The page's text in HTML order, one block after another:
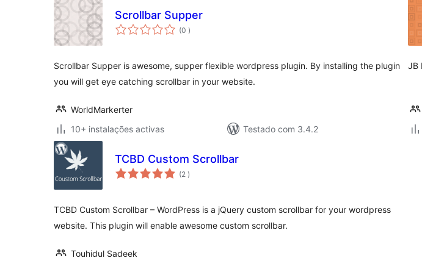
Scrollbar Supper
(0 classificações
)
Scrollbar Supper is awesome, supper flexible wordpress plugin. By installing the plugin
you will get eye catching scrollbar in your website.
WorldMarkerter
10+ instalações activas
Testado com 3.4.2
JB
TCBD Custom Scrollbar
(2 classificações
)
TCBD Custom Scrollbar – WordPress is a jQuery custom scrollbar for your wordpress
website. This plugin will enable awesome custom scrollbar.
Touhidul Sadeek